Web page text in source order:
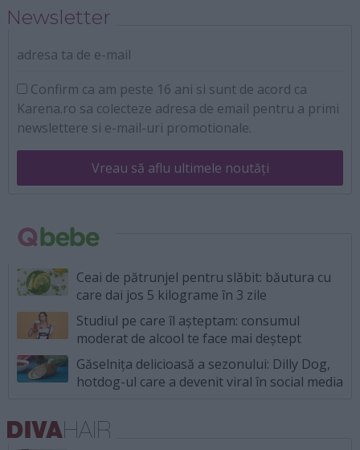
Newsletter
adresa ta de e-mail
Confirm ca am peste 16 ani si sunt de acord ca
Karena.ro sa colecteze adresa de email pentru a primi
newslettere si e-mail-uri promotionale.
Vreau să aflu ultimele noutăți
Ceai de pătrunjel pentru slăbit: băutura cu
care dai jos 5 kilograme în 3 zile
Studiul pe care îl așteptam: consumul
moderat de alcool te face mai deștept
Găselnița delicioasă a sezonului: Dilly Dog,
hotdog-ul care a devenit viral în social media